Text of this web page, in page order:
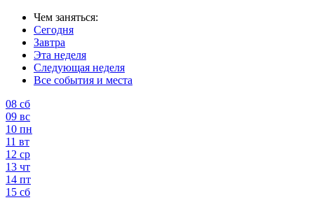
Чем заняться:
Сегодня
Завтра
Эта неделя
Следующая неделя
Все события и места
08 сб
09 вс
10 пн
11 вт
12 ср
13 чт
14 пт
15 сб